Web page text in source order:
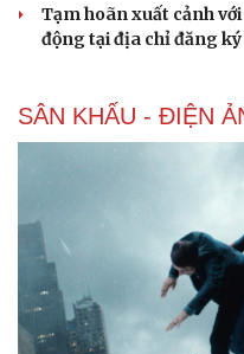
Tạm hoãn xuất cảnh
động tại địa chỉ đăng ký
SÂN KHẤU - ĐIỆN